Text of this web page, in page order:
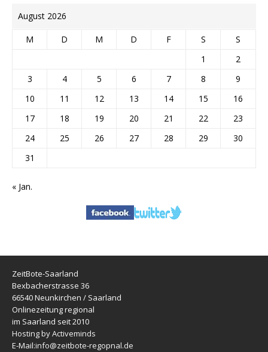
August 2026
M D M D F S
S
1
2
3
4 5 6 7 8
9
10
11 12 13 14 15
16
17
18 19 20 21 22
23
24
25 26 27 28 29
30
31
« Jan.
ZeitBote-Saarland
Bexbacherstrasse 36
66540 Neunkirchen / Saarland
Onlinezeitung regional
im Saarland seit 2010
Hosting by Activeminds
E-Mail:info@zeitbote-regopnal.de